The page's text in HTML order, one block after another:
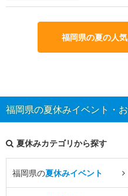
福岡県の夏の人
福岡県の夏休みイベント・
夏休みカテゴリから探す
福岡県の夏休みイベント